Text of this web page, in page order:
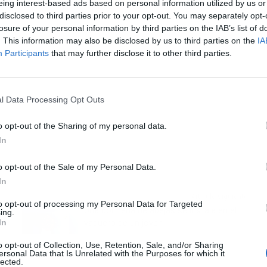
interest-based ads based on personal information utilized by us
to third parties prior to your opt-out. You may separately
of your personal information by third parties on the IAB’s list of
This information may also be disclosed by us to third parties on the
Participants that may further disclose it to other third parties.
Data Processing Opt Outs
opt-out of the Sharing of my personal data.
opt-out of the Sale of my Personal Data.
opt-out of processing my Personal Data for Targeted
opt-out of Collection, Use, Retention, Sale, and/or Sharing
Data that Is Unrelated with the Purposes for which it
Una colmena de abejas se instala en el